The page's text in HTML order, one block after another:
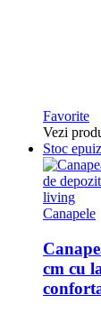
Favorite
Vezi
Stoc
Canapele
cm cu